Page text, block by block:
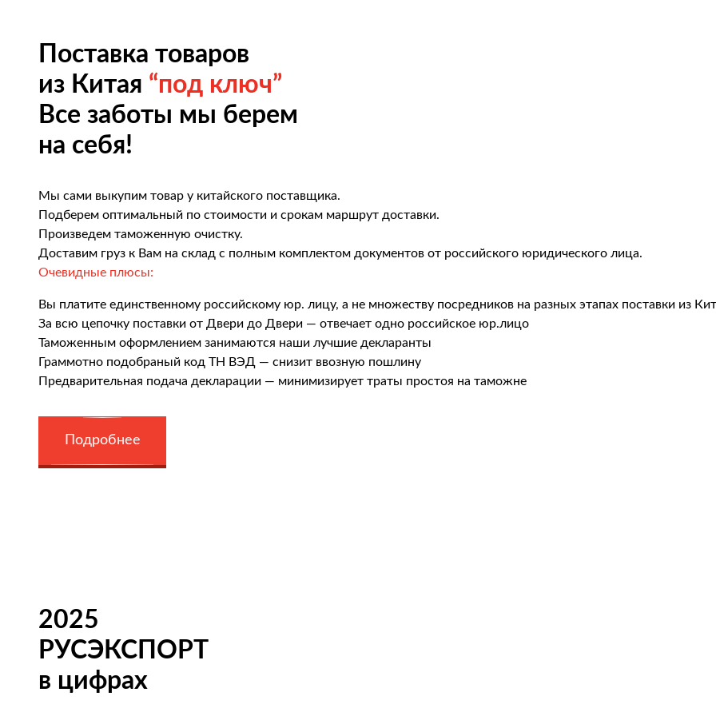
Поставка товаров
из Китая “под ключ”
Все заботы мы берем
на себя!
Мы сами выкупим товар у китайского поставщика.
Подберем оптимальный по стоимости и срокам маршрут доставки.
Произведем таможенную очистку.
Доставим груз к Вам на склад с полным комплектом документов от российского юридического лица.
Очевидные плюсы:
Вы платите единственному российскому юр. лицу, а не множеству посредников на разных этапах поставки из
За всю цепочку поставки от Двери до Двери — отвечает одно российское юр.лицо
Таможенным оформлением занимаются наши лучшие декларанты
Граммотно подобраный код ТН ВЭД — снизит ввозную пошлину
Предварительная подача декларации — минимизирует траты простоя на таможне
Подробнее
2025
РУСЭКСПОРТ
в цифрах